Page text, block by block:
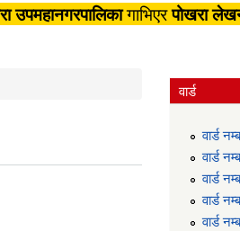
उपमहानगरपालिकागाभिएरपोखरा
वार्ड
वार्ड
वार्ड
वार्ड
वार्ड
वार्ड